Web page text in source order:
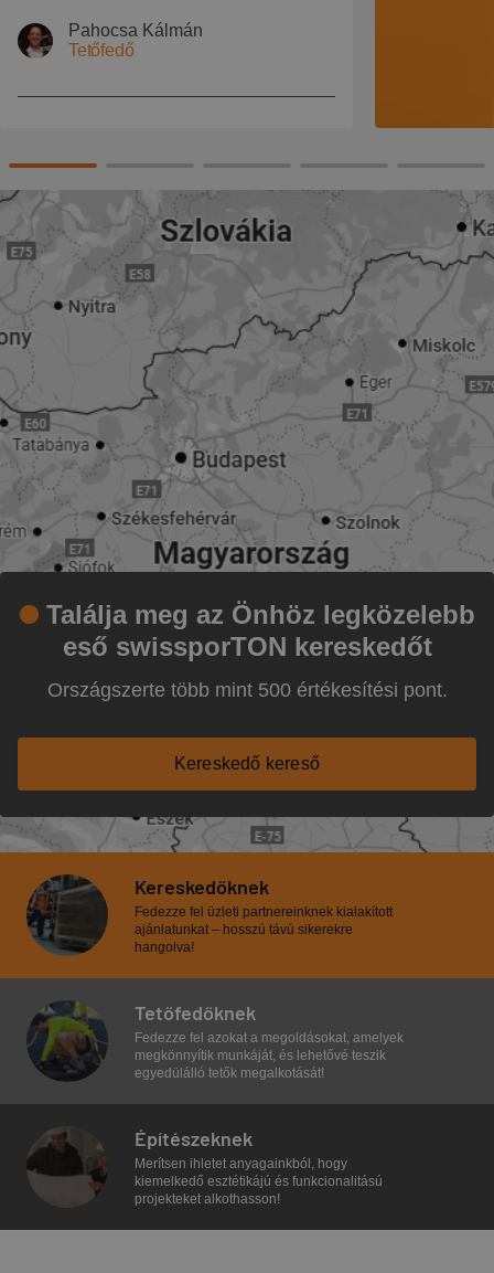
Pahocsa Kálmán
Tetőfedő
Találja meg az Önhöz legközelebb
eső swissporTON kereskedőt
Országszerte több mint 500 értékesítési pont.
Kereskedő kereső
Kereskedőknek
Fedezze fel üzleti partnereinknek kialakított
ajánlatunkat – hosszú távú sikerekre
hangolva!
Tetőfedőknek
Fedezze fel azokat a megoldásokat, amelyek
megkönnyítik munkáját, és lehetővé teszik
egyedülálló tetők megalkotását!
Építészeknek
Merítsen ihletet anyagainkból, hogy
kiemelkedő esztétikájú és funkcionalitású
projekteket alkothasson!